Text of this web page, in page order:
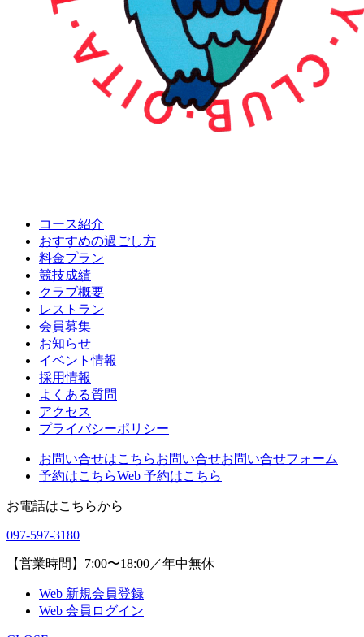
コース紹介
おすすめの過ごし方
料金プラン
競技成績
クラブ概要
レストラン
会員募集
お知らせ
イベント情報
採用情報
よくある質問
アクセス
プライバシーポリシー
お問い合せはこちらお問い合せお問い合せフォーム
予約はこちらWeb 予約はこちら
お電話はこちらから
097-597-3180
【営業時間】7:00〜18:00／年中無休
Web 新規会員登録
Web 会員ログイン